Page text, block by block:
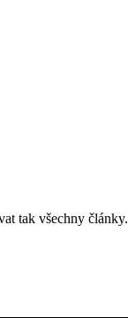
tak všechny články.